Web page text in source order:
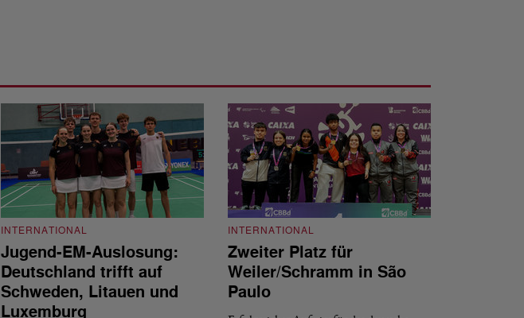
INTERNATIONAL
Jugend-EM-Auslosung:
Deutschland trifft auf
Schweden, Litauen und
Luxemburg
INTERNATIONAL
Zweiter Platz für
Weiler/Schramm in São
Paulo